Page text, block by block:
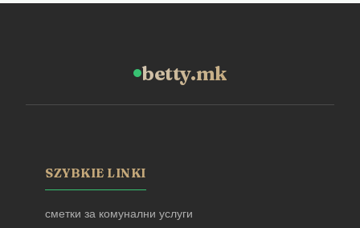
betty.mk
SZYBKIE LINKI
сметки за комунални услуги